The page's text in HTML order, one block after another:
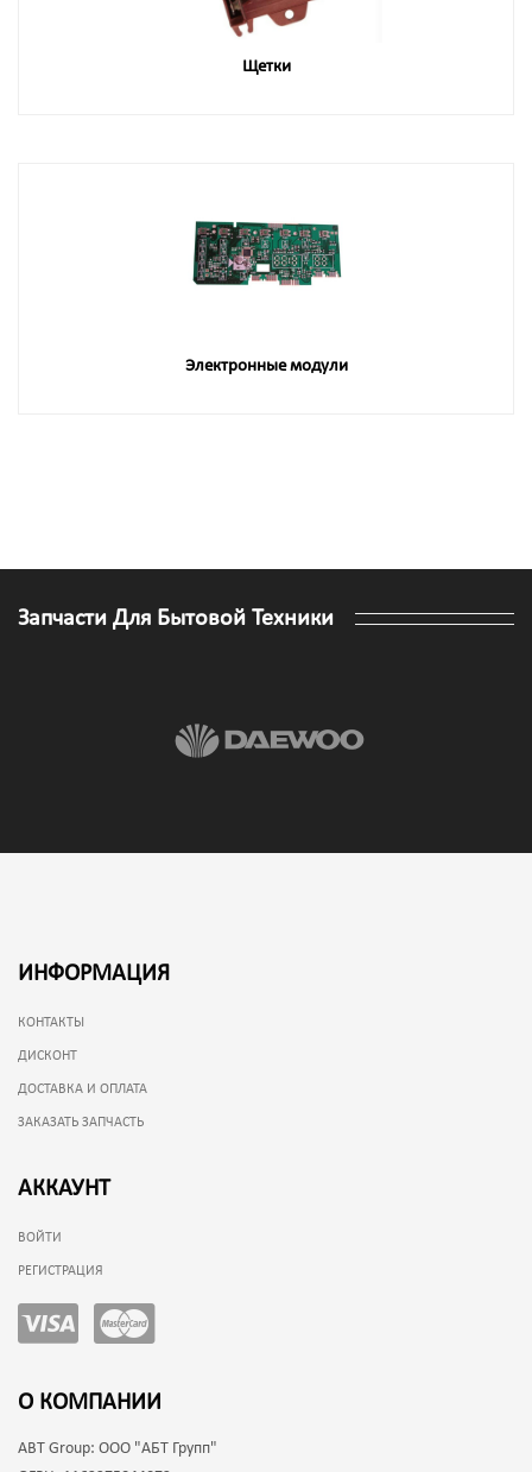
Щетки
Электронные модули
Запчасти Для Бытовой Техники
ИНФОРМАЦИЯ
КОНТАКТЫ
ДИСКОНТ
ДОСТАВКА И ОПЛАТА
ЗАКАЗАТЬ ЗАПЧАСТЬ
АККАУНТ
ВОЙТИ
РЕГИСТРАЦИЯ
О КОМПАНИИ
ABT Group: ООО "АБТ Групп"